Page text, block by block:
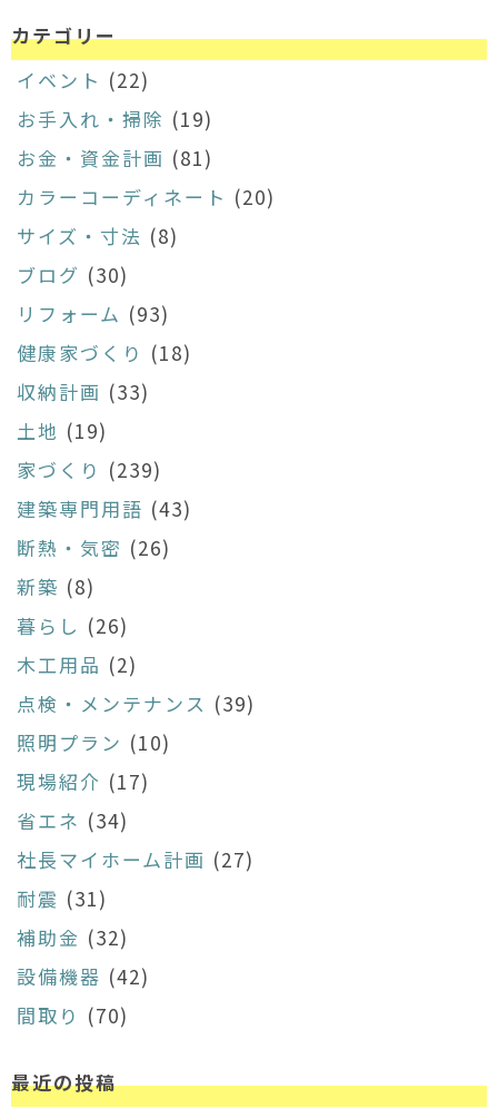
カテゴリー
イベント (22)
お手入れ・掃除 (19)
お金・資金計画 (81)
カラーコーディネート (20)
サイズ・寸法 (8)
ブログ (30)
リフォーム (93)
健康家づくり (18)
収納計画 (33)
土地 (19)
家づくり (239)
建築専門用語 (43)
断熱・気密 (26)
新築 (8)
暮らし (26)
木工用品 (2)
点検・メンテナンス (39)
照明プラン (10)
現場紹介 (17)
省エネ (34)
社長マイホーム計画 (27)
耐震 (31)
補助金 (32)
設備機器 (42)
間取り (70)
最近の投稿